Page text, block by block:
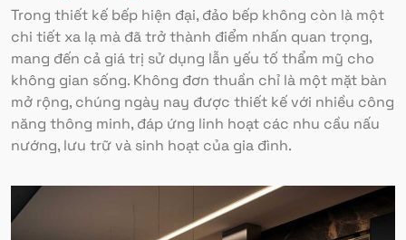
Trong thiết kế bếp hiện đại, đảo bếp không còn là một
chi tiết xa lạ mà đã trở thành điểm nhấn quan trọng,
mang đến cả giá trị sử dụng lẫn yếu tố thẩm mỹ cho
không gian sống. Không đơn thuần chỉ là một mặt bàn
mở rộng, chúng ngày nay được thiết kế với nhiều công
năng thông minh, đáp ứng linh hoạt các nhu cầu nấu
nướng, lưu trữ và sinh hoạt của gia đình.